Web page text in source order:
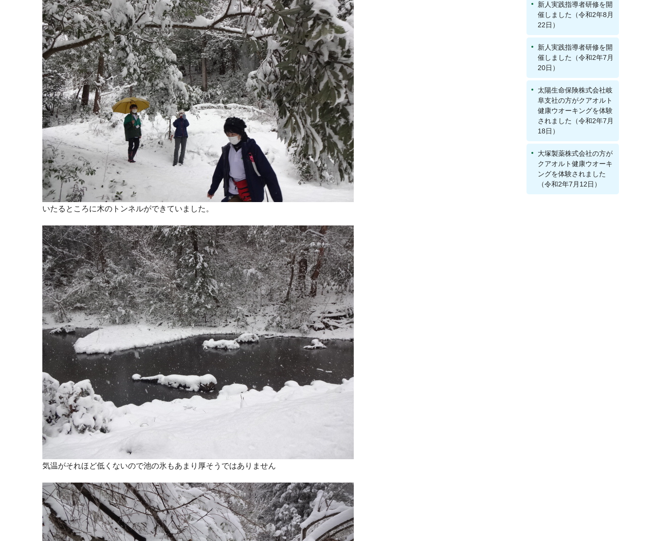
いたるところに木のトンネルができていました。
気温がそれほど低くないので池の氷もあまり厚そうではありません
新人実践指導者研修を開
催しました（令和2年8月
22日）
新人実践指導者研修を開
催しました（令和2年7月
20日）
太陽生命保険株式会社岐
阜支社の方がクアオルト
健康ウオーキングを体験
されました（令和2年7月
18日）
大塚製薬株式会社の方が
クアオルト健康ウオーキ
ングを体験されました
（令和2年7月12日）